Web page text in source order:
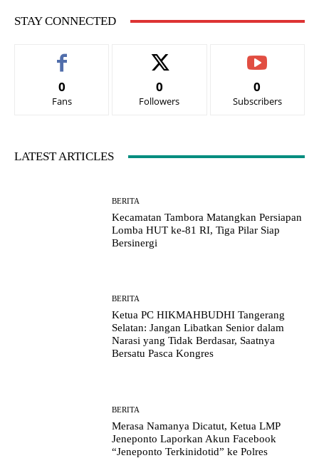
STAY CONNECTED
0
Fans
0
Followers
0
Subscribers
LATEST ARTICLES
BERITA
Kecamatan Tambora Matangkan Persiapan
Lomba HUT ke-81 RI, Tiga Pilar Siap
Bersinergi
BERITA
Ketua PC HIKMAHBUDHI Tangerang
Selatan: Jangan Libatkan Senior dalam
Narasi yang Tidak Berdasar, Saatnya
Bersatu Pasca Kongres
BERITA
Merasa Namanya Dicatut, Ketua LMP
Jeneponto Laporkan Akun Facebook
“Jeneponto Terkinidotid” ke Polres